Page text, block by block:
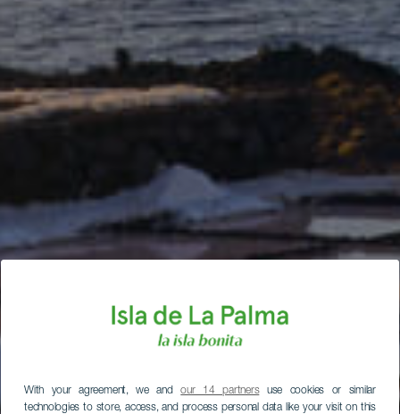
With your agreement, we andour 14 partnersuse cookies or similar
technologies to store, access, and process personal data like your visit on this